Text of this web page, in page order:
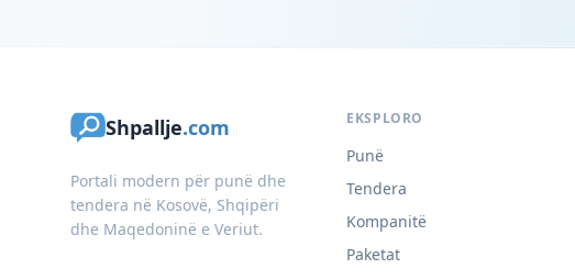
Shpallje.com
Portali modern për punë dhe
tendera në Kosovë, Shqipëri
dhe Maqedoninë e Veriut.
EKSPLORO
Punë
Tendera
Kompanitë
Paketat